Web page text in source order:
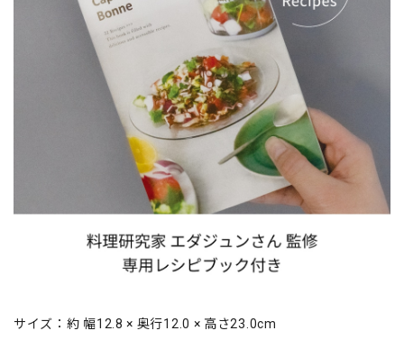
サイズ：約 幅12.8 × 奥行12.0 × 高さ23.0cm